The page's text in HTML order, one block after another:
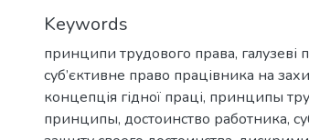
Keywords
принципи трудового права,
суб’єктивне право працівника на
концепція гідної праці, принципы
принципы, достоинство работника,